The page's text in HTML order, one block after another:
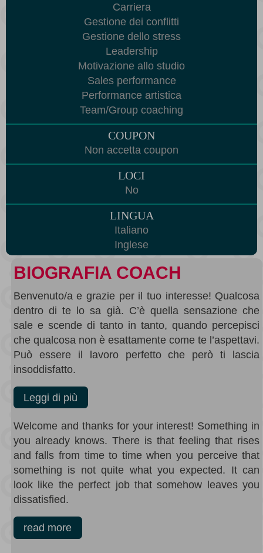
Carriera
Gestione dei conflitti
Gestione dello stress
Leadership
Motivazione allo studio
Sales performance
Performance artistica
Team/Group coaching
COUPON
Non accetta coupon
LOCI
No
LINGUA
Italiano
Inglese
BIOGRAFIA COACH
Benvenuto/a e grazie per il tuo interesse! Qualcosa
dentro di te lo sa già. C’è quella sensazione che
sale e scende di tanto in tanto, quando percepisci
che qualcosa non è esattamente come te l’aspettavi.
Può essere il lavoro perfetto che però ti lascia
insoddisfatto.
Leggi di più
Welcome and thanks for your interest! Something in
you already knows. There is that feeling that rises
and falls from time to time when you perceive that
something is not quite what you expected. It can
look like the perfect job that somehow leaves you
dissatisfied.
read more